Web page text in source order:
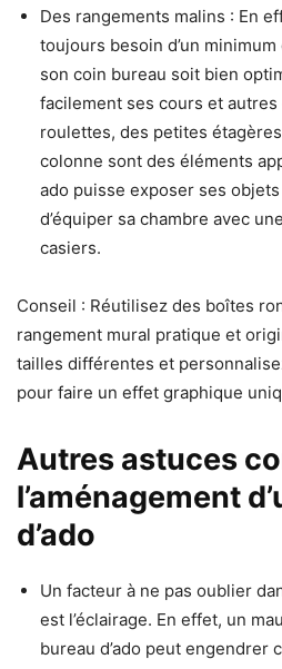
Des rangements malins : En
toujours besoin d’un
son coin bureau soit bien
facilement ses cours et
roulettes, des petites
colonne sont des éléments
ado puisse exposer ses
d’équiper sa chambre avec
casiers.
Conseil : Réutilisez des boîtes
rangement mural pratique et
tailles différentes et
pour faire un effet graphique
Autres astuces
l’aménagement
d’ado
Un facteur à ne pas oublier
est l’éclairage. En effet, un
bureau d’ado peut engendrer